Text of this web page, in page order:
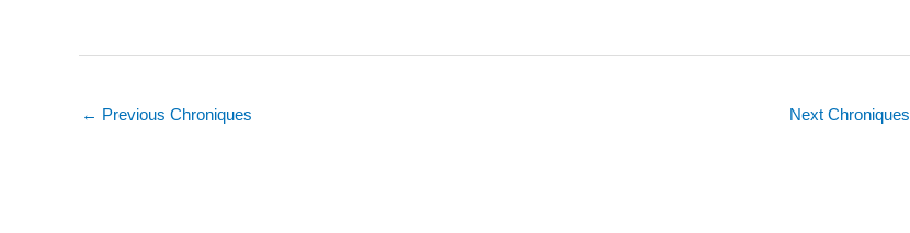
← Previous Chroniques Next Chroniques